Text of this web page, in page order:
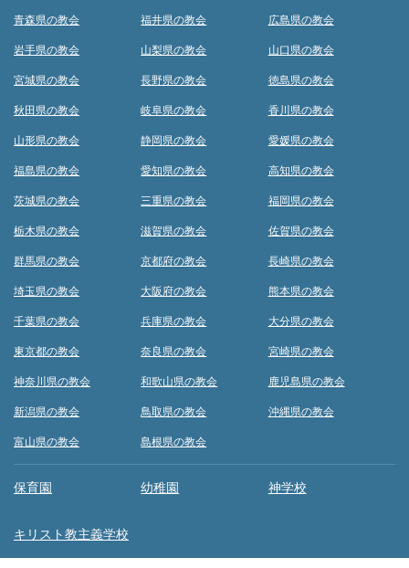
青森県の教会
岩手県の教会
宮城県の教会
秋田県の教会
山形県の教会
福島県の教会
茨城県の教会
栃木県の教会
群馬県の教会
埼玉県の教会
千葉県の教会
東京都の教会
神奈川県の教会
新潟県の教会
富山県の教会
福井県の教会
山梨県の教会
長野県の教会
岐阜県の教会
静岡県の教会
愛知県の教会
三重県の教会
滋賀県の教会
京都府の教会
大阪府の教会
兵庫県の教会
奈良県の教会
和歌山県の教会
鳥取県の教会
島根県の教会
広島県の教会
山口県の教会
徳島県の教会
香川県の教会
愛媛県の教会
高知県の教会
福岡県の教会
佐賀県の教会
長崎県の教会
熊本県の教会
大分県の教会
宮崎県の教会
鹿児島県の教会
沖縄県の教会
保育園 幼稚園 神学校
キリスト教主義学校